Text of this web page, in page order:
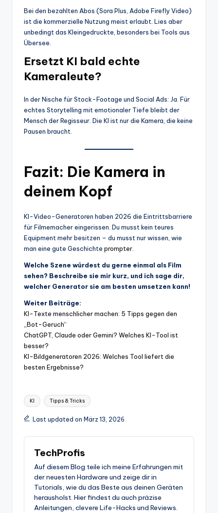
Bei den bezahlten Abos (Sora Plus, Adobe Firefly Video)
ist die kommerzielle Nutzung meist erlaubt. Lies aber
unbedingt das Kleingedruckte, besonders bei Tools aus
Übersee.
Ersetzt KI bald echte
Kameraleute?
In der Nische für Stock-Footage und Social Ads: Ja. Für
echtes Storytelling mit emotionaler Tiefe bleibt der
Mensch der Regisseur. Die KI ist nur die Kamera, die keine
Pausen braucht.
Fazit: Die Kamera in
deinem Kopf
KI-Video-Generatoren haben 2026 die Eintrittsbarriere
für Filmemacher eingerissen. Du musst kein teures
Equipment mehr besitzen – du musst nur wissen, wie
man eine gute Geschichte prompter
Welche Szene würdest du gerne einmal als Film
sehen? Beschreibe sie mir kurz, und ich sage dir,
welcher Generator sie am besten umsetzen kann!
Weiter Beiträge:
KI-Texte menschlicher machen: 5 Tipps gegen den
„Bot-Geruch“
ChatGPT, Claude oder Gemini? Welches KI-Tool ist
besser?
KI-Bildgeneratoren 2026: Welches Tool liefert die
besten Ergebnisse?
Tags:
KI Tipps & Tricks
Last updated on März 13, 2026
TechProfis
Auf diesem Blog teile ich meine Erfahrungen mit
der neuesten Hardware und zeige dir in
Tutorials, wie du das Beste aus deinen Geräten
herausholst. Hier findest du auch präzise
Anleitungen, clevere Life-Hacks und Reviews.